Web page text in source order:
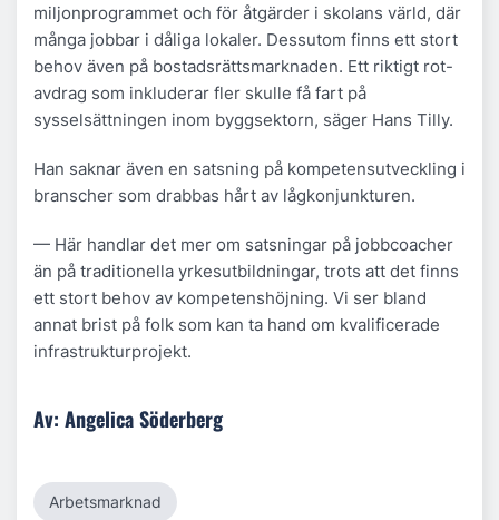
miljonprogrammet och för åtgärder i skolans värld, där
många jobbar i dåliga lokaler. Dessutom finns ett stort
behov även på bostadsrättsmarknaden. Ett riktigt rot-
avdrag som inkluderar fler skulle få fart på
sysselsättningen inom byggsektorn, säger Hans Tilly.
Han saknar även en satsning på kompetensutveckling i
branscher som drabbas hårt av lågkonjunkturen.
— Här handlar det mer om satsningar på jobbcoacher
än på traditionella yrkesutbildningar, trots att det finns
ett stort behov av kompetenshöjning. Vi ser bland
annat brist på folk som kan ta hand om kvalificerade
infrastrukturprojekt.
Av: Angelica Söderberg
Arbetsmarknad